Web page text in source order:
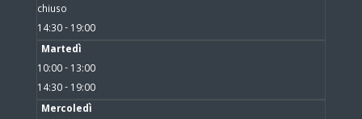
chiuso
14:30 - 19:00
Martedì
10:00 - 13:00
14:30 - 19:00
Mercoledì